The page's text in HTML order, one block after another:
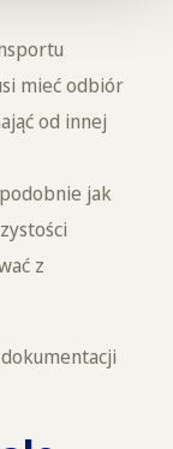
mieć odbiór
od innej
jak
z